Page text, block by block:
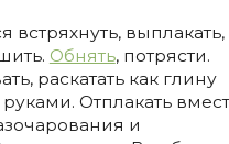
встряхнуть, выплакать,
Обнять, потрясти.
раскатать как глину
Отплакать
и